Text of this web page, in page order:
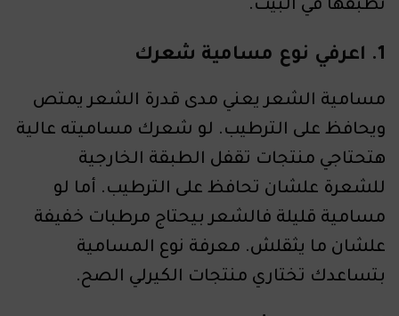
نطبقها في البيت.
1. اعرفي نوع مسامية شعرك
مسامية الشعر يعني مدى قدرة الشعر يمتص
ويحافظ على الترطيب. لو شعرك مساميته عالية
هتحتاجي منتجات تقفل الطبقة الخارجية
للشعرة علشان تحافظ على الترطيب. أما لو
مسامية قليلة فالشعر بيحتاج مرطبات خفيفة
علشان ما يثقلش. معرفة نوع المسامية
بتساعدك تختاري منتجات الكيرلي الصح.